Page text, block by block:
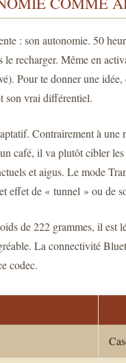
: son autonomie. 50
recharger. Même en
Pour te donner une
son vrai différentiel.
Contrairement à
café, il va plutôt cibler
et aigus. Le mode
effet de « tunnel » ou de
de 222 grammes, il est
La connectivité
codec.